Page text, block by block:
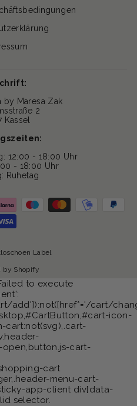
Maresa Zak
2
Kassel
12:00 - 18:00 Uhr
- 18:00 Uhr
Ruhetag
Label
by Shopify
to execute
add']):not([href*='/cart/
icon-
cart:not(svg),.cart-
open,button.js-cart-
cart
menu-cart-
app-client div[data-
selector.